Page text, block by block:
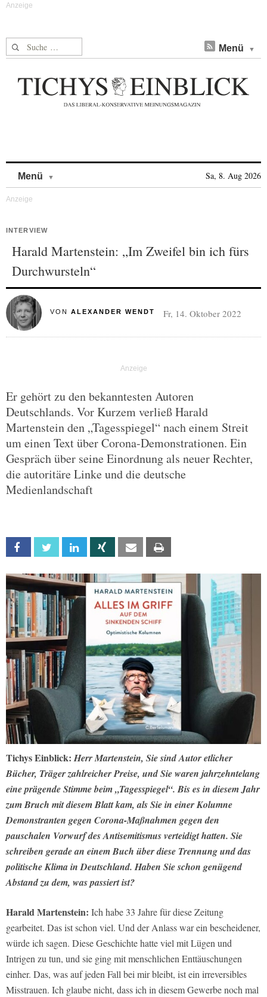
Suche nach: Menü
Menü Sa, 8. Aug 2026
INTERVIEW
Harald Martenstein: „Im Zweifel bin ich fürs
Durchwursteln“
VON ALEXANDER WENDT Fr, 14. Oktober 2022
Er gehört zu den bekanntesten Autoren
Deutschlands. Vor Kurzem verließ Harald
Martenstein den „Tagesspiegel“ nach einem Streit
um einen Text über Corona-Demonstrationen. Ein
Gespräch über seine Einordnung als neuer Rechter,
die autoritäre Linke und die deutsche
Medienlandschaft
Facebook Twitter Linkedin Xing Email
Tichys Einblick: Herr Martenstein, Sie sind Autor etlicher
Bücher, Träger zahlreicher Preise, und Sie waren jahrzehntelang
eine prägende Stimme beim „Tagesspiegel“. Bis es in diesem Jahr
zum Bruch mit diesem Blatt kam, als Sie in einer Kolumne
Demonstranten gegen Corona-Maßnahmen gegen den
pauschalen Vorwurf des Antisemitismus verteidigt hatten. Sie
schreiben gerade an einem Buch über diese Trennung und das
politische Klima in Deutschland. Haben Sie schon genügend
Abstand zu dem, was passiert ist?
Harald Martenstein: Ich habe 33 Jahre für diese Zeitung
gearbeitet. Das ist schon viel. Und der Anlass war ein bescheidener,
würde ich sagen. Diese Geschichte hatte viel mit Lügen und
Intrigen zu tun, und sie ging mit menschlichen Enttäuschungen
einher. Das, was auf jeden Fall bei mir bleibt, ist ein irreversibles
Misstrauen. Ich glaube nicht, dass ich in diesem Gewerbe noch mal